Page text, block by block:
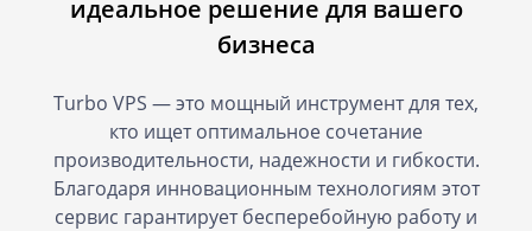
идеальное решение для вашего
бизнеса
Turbo VPS — это мощный инструмент для тех,
кто ищет оптимальное сочетание
производительности, надежности и гибкости.
Благодаря инновационным технологиям этот
сервис гарантирует бесперебойную работу и